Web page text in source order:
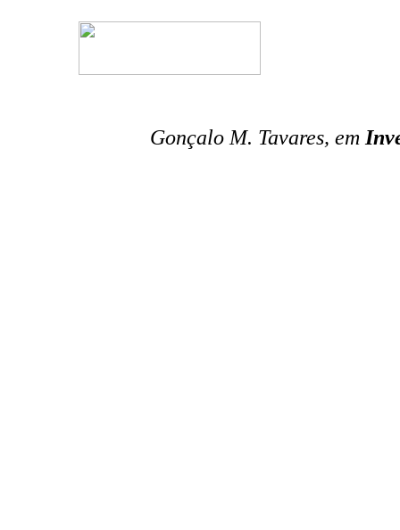
Gonçalo M. Tavares, em